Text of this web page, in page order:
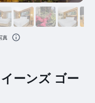
ーンズ ゴー
真